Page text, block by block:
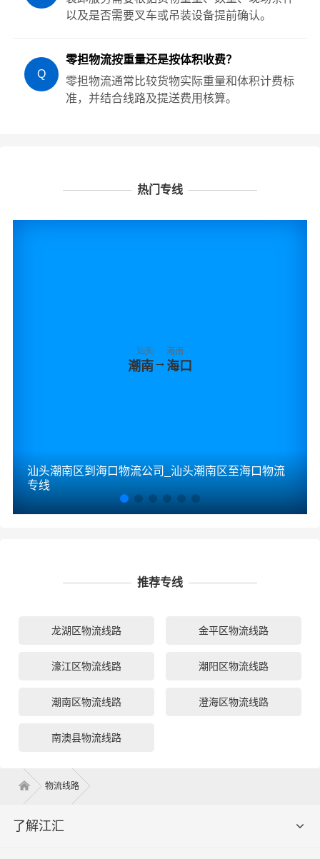
以及是否需要叉车或吊装设备提前确认。
Q
零担物流按重量还是按体积收费？
零担物流通常比较货物实际重量和体积计费标
准，并结合线路及提送费用核算。
热门专线
汕头
潮南→
海南
海口
汕头潮南区到海口物流公司_汕头潮南区至海口物流
专线
推荐专线
龙湖区物流线路 金平区物流线路
濠江区物流线路 潮阳区物流线路
潮南区物流线路 澄海区物流线路
南澳县物流线路
物流线路
了解江汇